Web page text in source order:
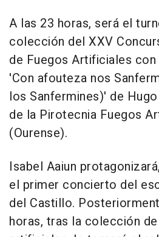
A las 23 horas, será el
colección del XXV
de Fuegos Artificiales
'Con afouteza nos
los Sanfermines)' de
de la Pirotecnia Fuegos
(Ourense).
Isabel Aaiun
el primer concierto del
del Castillo.
horas, tras la colección